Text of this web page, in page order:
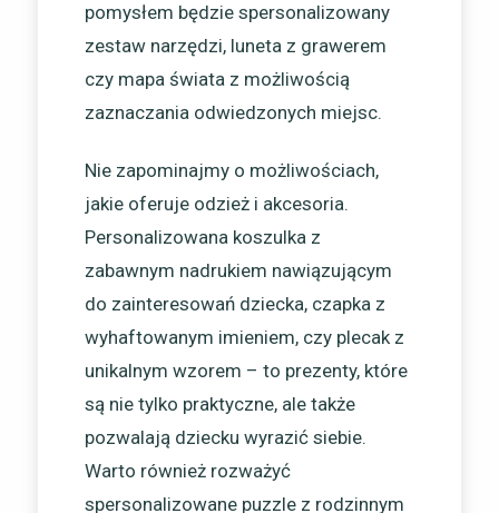
pomysłem będzie spersonalizowany
zestaw narzędzi, luneta z grawerem
czy mapa świata z możliwością
zaznaczania odwiedzonych miejsc.
Nie zapominajmy o możliwościach,
jakie oferuje odzież i akcesoria.
Personalizowana koszulka z
zabawnym nadrukiem nawiązującym
do zainteresowań dziecka, czapka z
wyhaftowanym imieniem, czy plecak z
unikalnym wzorem – to prezenty, które
są nie tylko praktyczne, ale także
pozwalają dziecku wyrazić siebie.
Warto również rozważyć
spersonalizowane puzzle z rodzinnym